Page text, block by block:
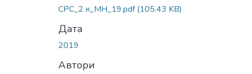
СРС_2 к_МН_19.pdf(105.43 KB)
Дата
2019
Автори